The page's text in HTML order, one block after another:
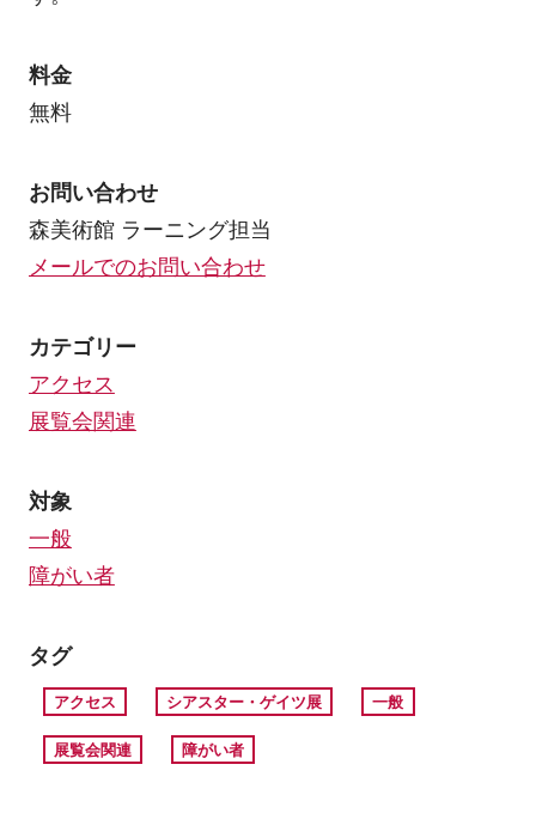
料金
無料
お問い合わせ
森美術館 ラーニング担当
メールでのお問い合わせ
カテゴリー
アクセス
展覧会関連
対象
一般
障がい者
タグ
アクセス シアスター・ゲイツ展 一般
展覧会関連 障がい者